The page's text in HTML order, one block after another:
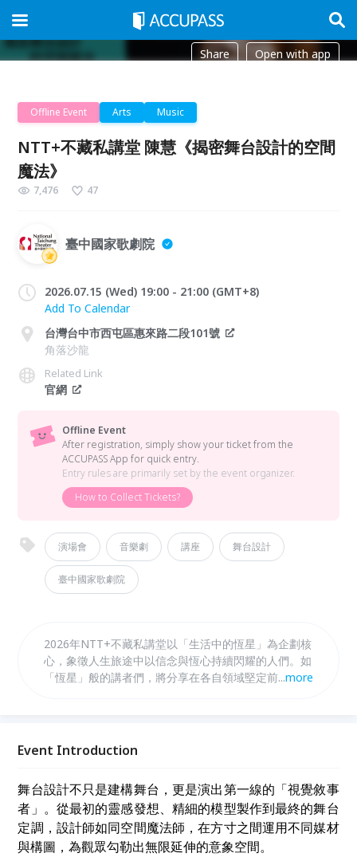
Share Open with app
Offline Event Arts Music
NTT+不藏私講堂 陳慧《揭密舞台設計的空間
魔法》
7,476 47
臺中國家歌劇院
2026.07.15 (Wed) 19:00 - 21:00 (GMT+8)
Add To Calendar
台灣台中市西屯區惠來路二段101號
角落沙龍
Related Link
官網
Offline Event
After registration, simply show your ticket from the
ACCUPASS App for quick entry.
Entry rules are primarily set by the event organizer.
How to Collect Tickets?
演場會 音樂劇 講座 舞台設計
臺中國家歌劇院
2026年NTT+不藏私講堂以「生活中的恆星」為企劃核
心，象徵人生旅途中以信念與恆心持續閃耀的人們。如
「恆星」般的講者們，將分享在各自領域堅定前行的故
相遇，為生命注入嶄新的能量與開闊的視野。
...more
Event Introduction
舞台設計不只是建構舞台，更是演出第一線的「視覺敘事
者」。從最初的靈感發想、精細的模型製作到最終的舞台
定調，設計師如同空間魔法師，在方寸之間運用不同媒材
與構圖，為觀眾勾勒出無限延伸的意象空間。